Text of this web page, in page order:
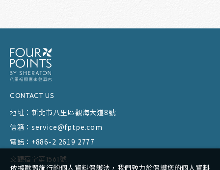
CONTACT US
地址： 新北市八里區觀海大道8號
信箱： service@fptpe.com
電話： +886-2 2619 2777
交觀宿字第1561號
依據歐盟施行的個人資料保護法，我們致力於保護您的個人資料